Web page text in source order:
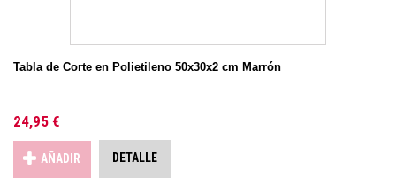
Tabla de Corte en Polietileno 50x30x2 cm Marrón
24,95 €
AÑADIR DETALLE